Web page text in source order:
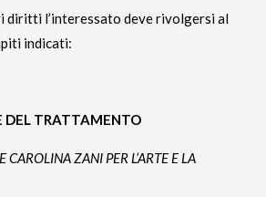
diritti l’interessato deve rivolgersi al
indicati:
DEL TRATTAMENTO
ZANI PER L’ARTE E LA